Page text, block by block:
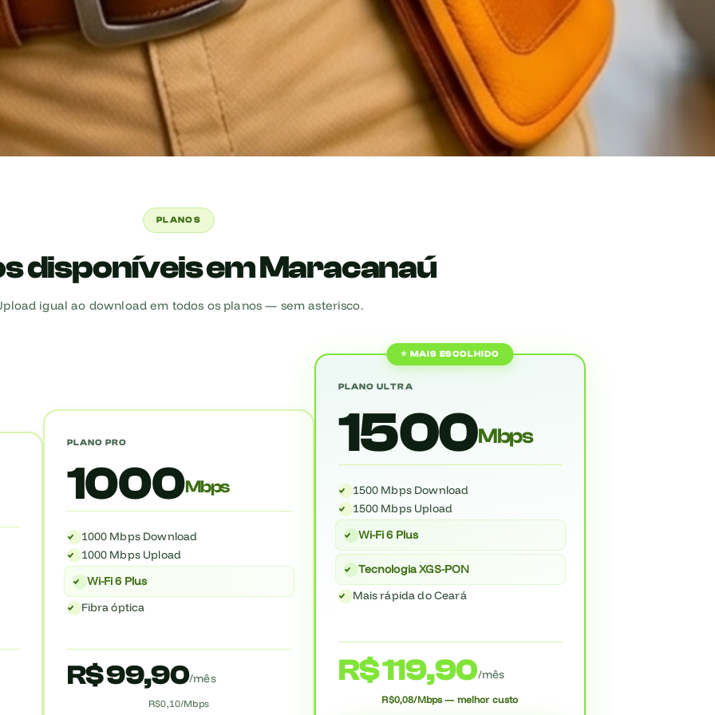
PLANOS
disponíveis em Maracanaú
igual ao download em todos os planos — sem asterisco.
PLANO PRO
1000Mbps
1000 Mbps Download
1000 Mbps Upload
Wi-Fi 6 Plus
Fibra óptica
R$ 99,90/mês
R$0,10/Mbps
⭐ MAIS ESCOLHIDO
PLANO ULTRA
1500Mbps
1500 Mbps Download
1500 Mbps Upload
Wi-Fi 6 Plus
Tecnologia XGS-PON
Mais rápida do Ceará
R$ 119,90/mês
R$0,08/Mbps — melhor custo